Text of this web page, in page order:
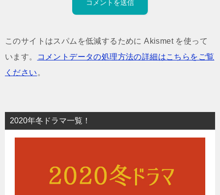
このサイトはスパムを低減するために Akismet を使って
います。
コメントデータの処理方法の詳細はこちらをご覧
ください 。
2020年冬ドラマ一覧！